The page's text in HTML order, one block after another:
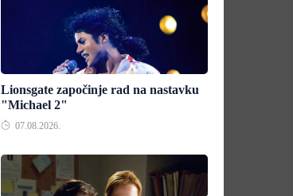
Lionsgate započinje rad na nastavku
"Michael 2"
07.08.2026.